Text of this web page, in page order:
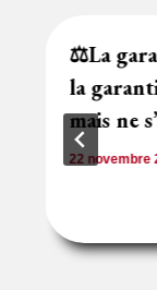
⚖️La
la
mais ne
22 novembre